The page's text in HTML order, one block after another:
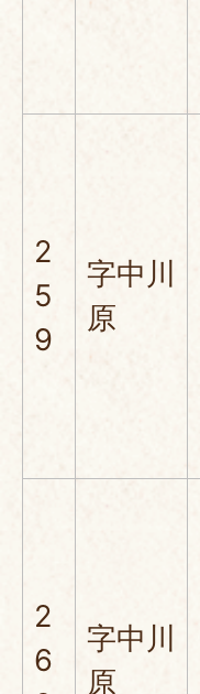
2
5
9
字中川
原
2
6
字中川
原